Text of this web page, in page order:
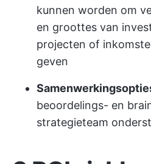
kunnen worden om
en groottes van
projecten of
geven
beoordelings- en
strategieteam